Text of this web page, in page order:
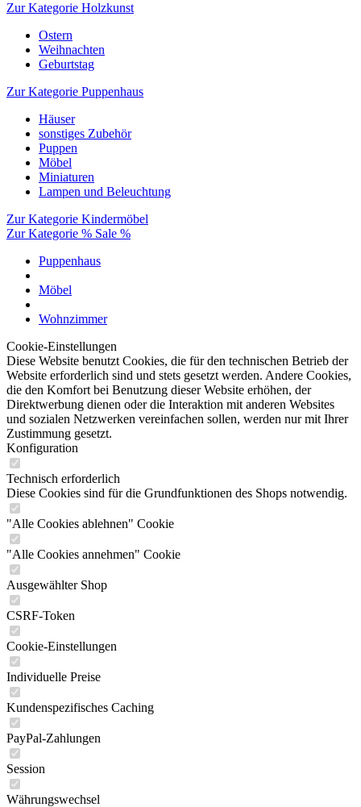
Zur Kategorie Holzkunst
Ostern
Weihnachten
Geburtstag
Zur Kategorie Puppenhaus
Häuser
sonstiges Zubehör
Puppen
Möbel
Miniaturen
Lampen und Beleuchtung
Zur Kategorie Kindermöbel
Zur Kategorie % Sale %
Puppenhaus
Möbel
Wohnzimmer
Cookie-Einstellungen
Diese Website benutzt Cookies, die für den technischen Betrieb der
Website erforderlich sind und stets gesetzt werden. Andere Cookies,
die den Komfort bei Benutzung dieser Website erhöhen, der
Direktwerbung dienen oder die Interaktion mit anderen Websites
und sozialen Netzwerken vereinfachen sollen, werden nur mit Ihrer
Zustimmung gesetzt.
Konfiguration
Technisch erforderlich
Diese Cookies sind für die Grundfunktionen des Shops notwendig.
"Alle Cookies ablehnen" Cookie
"Alle Cookies annehmen" Cookie
Ausgewählter Shop
CSRF-Token
Cookie-Einstellungen
Individuelle Preise
Kundenspezifisches Caching
PayPal-Zahlungen
Session
Währungswechsel